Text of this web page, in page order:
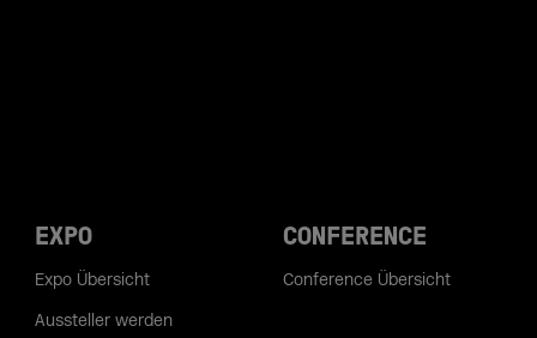
EXPO
Expo Übersicht
Aussteller werden
CONFERENCE
Conference Übersicht